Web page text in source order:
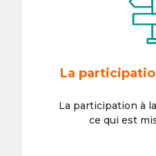
La
La participation à
ce qui est